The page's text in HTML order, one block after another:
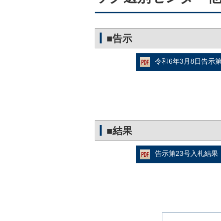
■告示
令和6年3月8日告示
■結果
告示第23号入札結果